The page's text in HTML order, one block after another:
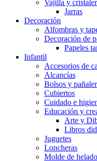
Vajilla y
Jarras
Decoración
Alfombras y
Decoración de
Papeles
Infantil
Accesorios de
Alcancías
Bolsos y
Cubiertos
Cuidado e
Educación y
Arte y
Libros
Juguetes
Loncheras
Molde de